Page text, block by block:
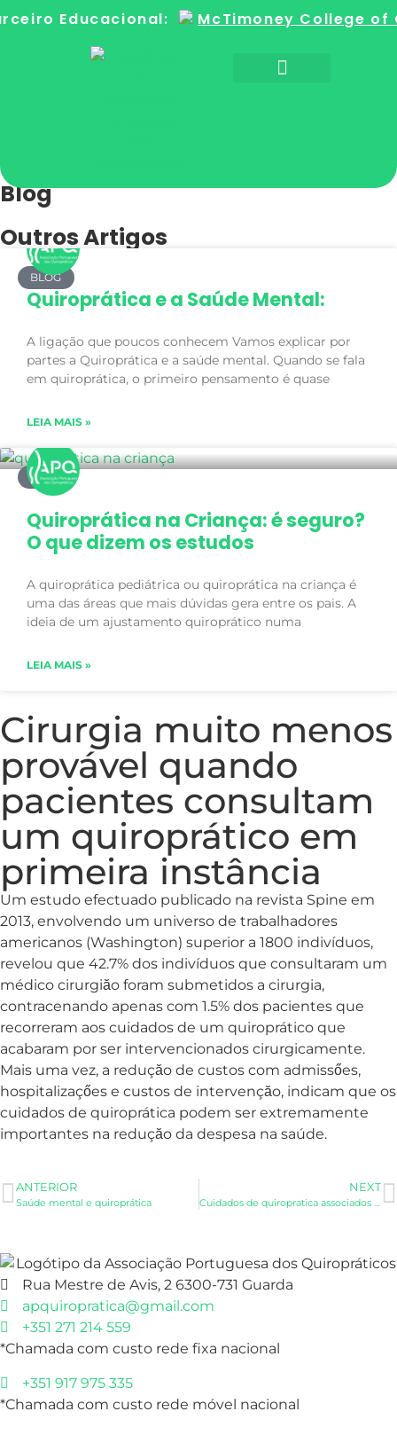
Educacional: McTimoney College
Blog
Outros Artigos
BLOG
Quiroprática e a Saúde Mental:
A ligação que poucos conhecem Vamos explicar por
partes a Quiroprática e a saúde mental. Quando se fala
em quiroprática, o primeiro pensamento é quase
LEIA MAIS »
BLOG
Quiroprática na Criança: é seguro?
O que dizem os estudos
A quiroprática pediátrica ou quiroprática na criança é
uma das áreas que mais dúvidas gera entre os pais. A
ideia de um ajustamento quiroprático numa
LEIA MAIS »
Cirurgia muito menos
provável quando
pacientes consultam
um quiroprático em
primeira instância
Um estudo efectuado publicado na revista Spine em
2013, envolvendo um universo de trabalhadores
americanos (Washington) superior a 1800 indivíduos,
revelou que 42.7% dos indivíduos que consultaram um
médico cirurgiăo foram submetidos a cirurgia,
contracenando apenas com 1.5% dos pacientes que
recorreram aos cuidados de um quiroprático que
acabaram por ser intervencionados cirurgicamente.
Mais uma vez, a reduçăo de custos com admissőes,
hospitalizaçőes e custos de intervençăo, indicam que os
cuidados de quiroprática podem ser extremamente
importantes na reduçăo da despesa na saúde.
ANTERIOR
Saúde mental e quiroprática
NEXT
Cuidados de quiropratica associados com satisfaçăo, melhoria functional e melhor qualidade de vida
Rua Mestre de Avis, 2 6300-731 Guarda
apquiropratica@gmail.com
+351 271 214 559
*Chamada com custo rede fixa nacional
+351 917 975 335
*Chamada com custo rede móvel nacional